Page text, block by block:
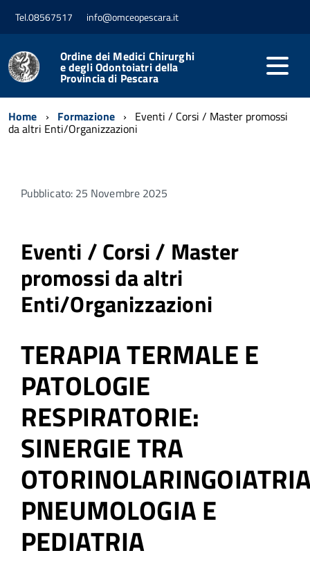
Tel.08567517 info@omceopescara.it
Ordine dei Medici Chirurghi
e degli Odontoiatri della
Provincia di Pescara
Home Formazione Eventi / Corsi / Master promossi
da altri Enti/Organizzazioni
Pubblicato: 25 Novembre 2025
Eventi / Corsi / Master
promossi da altri
Enti/Organizzazioni
TERAPIA TERMALE E
PATOLOGIE
RESPIRATORIE:
SINERGIE TRA
PNEUMOLOGIA E
PEDIATRIA